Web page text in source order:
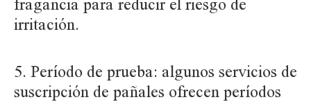
fragancia para reducir el riesgo de
irritación.
5. Período de prueba: algunos servicios de
suscripción de pañales ofrecen períodos